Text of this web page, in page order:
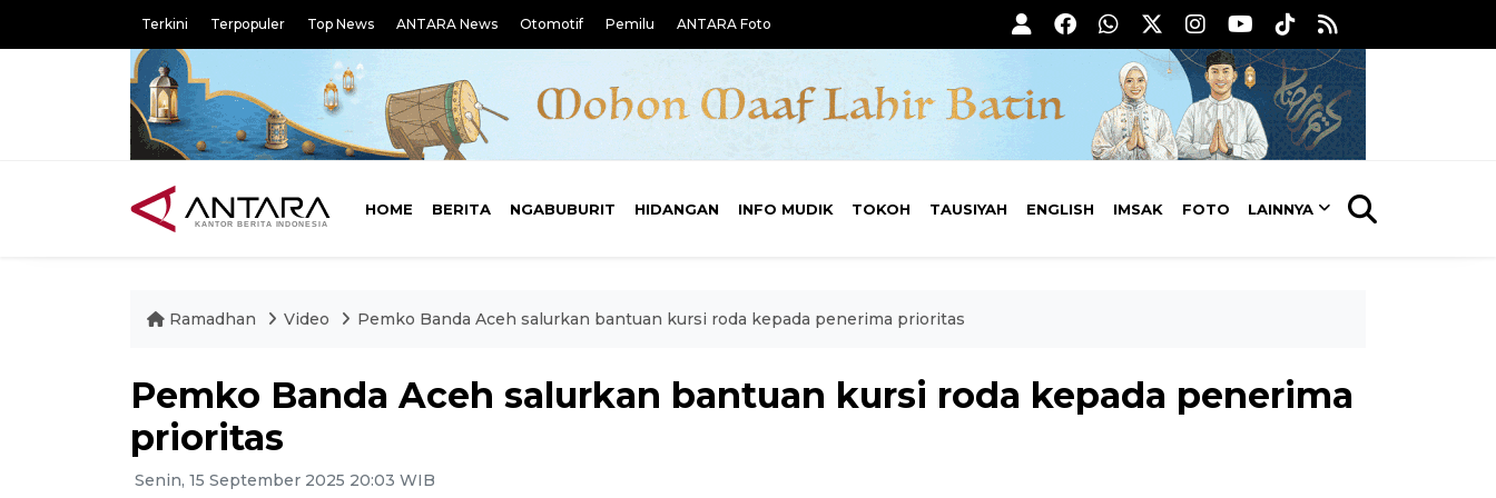
Terkini Terpopuler Top News ANTARA News Otomotif Pemilu ANTARA Foto
HOME BERITA NGABUBURIT HIDANGAN INFO MUDIK TOKOH TAUSIYAH ENGLISH IMSAK FOTO LAINNYA
Ramadhan Video Pemko Banda Aceh salurkan bantuan kursi roda kepada penerima prioritas
Pemko Banda Aceh salurkan bantuan kursi roda kepada penerima
prioritas
Senin, 15 September 2025 20:03 WIB